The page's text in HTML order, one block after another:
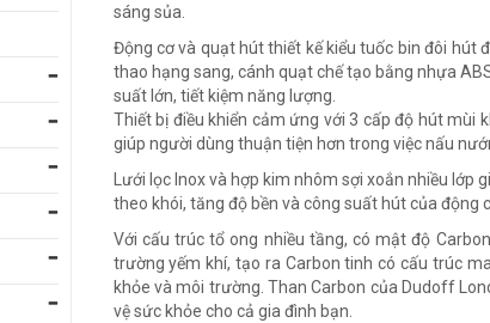
sáng sủa.
Động cơ và quạt hút thiết kế kiểu tuốc bin đôi hút
thao hạng sang, cánh quạt chế tạo bằng nhựa
suất lớn, tiết kiệm năng lượng.
Thiết bị điều khiển cảm ứng với 3 cấp độ hút mùi
giúp người dùng thuận tiện hơn trong việc nấu
Lưới lọc Inox và hợp kim nhôm sợi xoắn nhiều
theo khói, tăng độ bền và công suất hút của động
Với cấu trúc tổ ong nhiều tầng, có mật độ
trường yếm khí, tạo ra Carbon tinh có cấu trúc
khỏe và môi trường. Than Carbon của Dudoff
vệ sức khỏe cho cả gia đình bạn.